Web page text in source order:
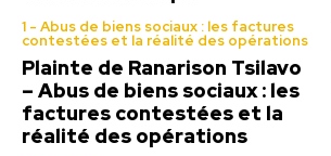
1 - Abus de biens sociaux : les factures
contestées et la réalité des opérations
Plainte de Ranarison Tsilavo
– Abus de biens sociaux : les
factures contestées et la
réalité des opérations